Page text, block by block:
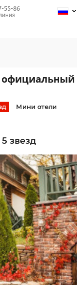
55-86
официальный
Мини отели
звезд